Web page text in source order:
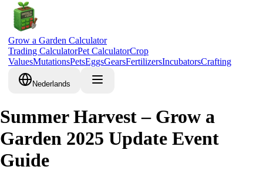
Grow a Garden Calculator
Trading CalculatorPet CalculatorCrop
ValuesMutationsPetsEggsGearsFertilizersIncubatorsCrafting
Nederlands
Summer Harvest – Grow a
Garden 2025 Update Event
Guide